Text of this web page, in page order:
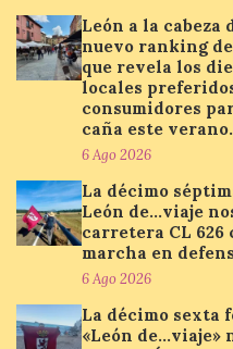
León a la cabeza
nuevo ranking
que revela los
locales
consumidores
caña este verano.
6 Ago 2026
La décimo
León de…viaje
carretera CL 626
marcha en
6 Ago 2026
La décimo sexta
«León de…viaje»